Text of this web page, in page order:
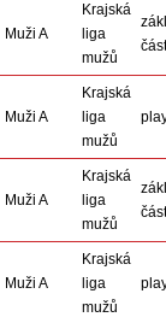
Muži A
Krajská
liga
mužů
část
Muži A
Krajská
liga
mužů
Muži A
Krajská
liga
mužů
část
Muži A
Krajská
liga
mužů